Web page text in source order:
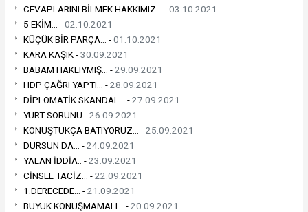
CEVAPLARINI BİLMEK HAKKIMIZ... -03.10.2021
5 EKİM... -02.10.2021
KÜÇÜK BİR PARÇA... -01.10.2021
KARA KAŞIK -30.09.2021
BABAM HAKLIYMIŞ... -29.09.2021
HDP ÇAĞRI YAPTI... -28.09.2021
DİPLOMATİK SKANDAL... -27.09.2021
YURT SORUNU -26.09.2021
KONUŞTUKÇA BATIYORUZ... -25.09.2021
DURSUN DA... -24.09.2021
YALAN İDDİA.. -23.09.2021
CİNSEL TACİZ... -22.09.2021
1.DERECEDE... -21.09.2021
BÜYÜK KONUŞMAMALI... -20.09.2021